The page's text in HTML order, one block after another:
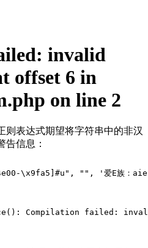
invalid
offset 6 in
on line 2
则表达式期望将字符串中的非汉
告信息：
\x9fa5]#u", "", '爱E族：
Compilation failed: